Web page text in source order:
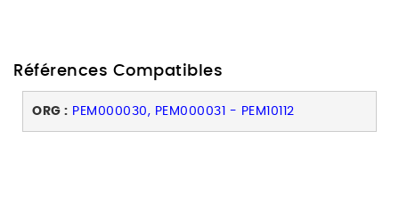
Références Compatibles
ORG : PEM000030, PEM000031 - PEM10112